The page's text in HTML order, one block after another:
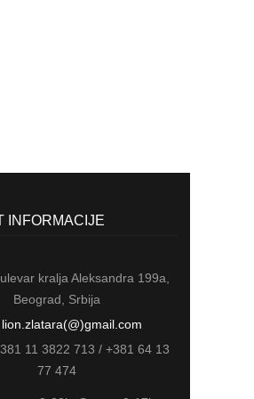
INFORMACIJE
kralja Aleksandra 199a,
Beograd, Srbija
11 3822 713 / +381 64 13
77 474